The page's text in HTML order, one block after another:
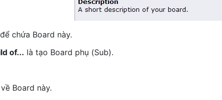
chứa Board này.
of... là tạo Board phụ (Sub).
Board này.